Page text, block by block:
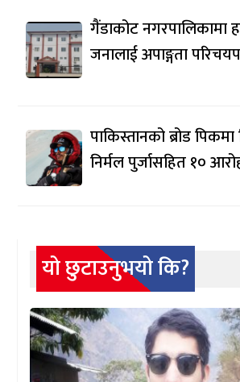
गैंडाकोट नगरपालिकामा
जनालाई अपाङ्गता
पाकिस्तानको ब्रोड पिकमा
निर्मल पुर्जासहित १०
यो छुटाउनुभयो कि?